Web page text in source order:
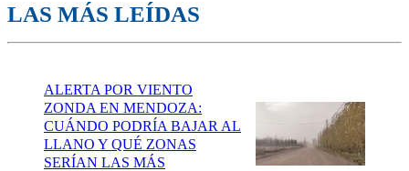
LAS MÁS LEÍDAS
ALERTA POR VIENTO
ZONDA EN MENDOZA:
CUÁNDO PODRÍA BAJAR AL
LLANO Y QUÉ ZONAS
SERÍAN LAS MÁS